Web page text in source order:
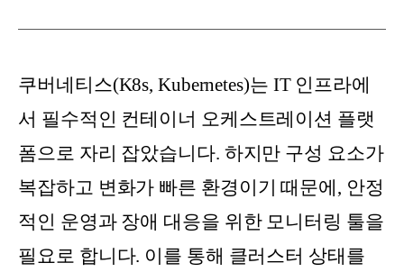
쿠버네티스(K8s, Kubernetes)는 IT 인프라에
서 필수적인 컨테이너 오케스트레이션 플랫
폼으로 자리 잡았습니다. 하지만 구성 요소가
복잡하고 변화가 빠른 환경이기 때문에, 안정
적인 운영과 장애 대응을 위한 모니터링 툴을
필요로 합니다. 이를 통해 클러스터 상태를